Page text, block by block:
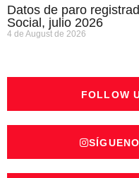
Datos de paro
Social, julio 2026
4 de August de 2026
FOLLOW